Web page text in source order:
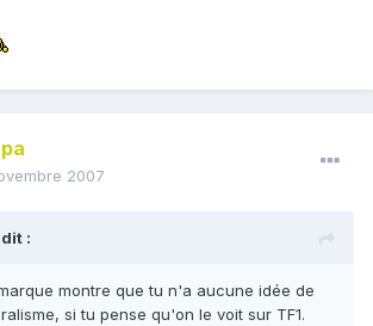
2007
:
montre que tu n'a aucune idée de
si tu pense qu'on le voit sur TF1.